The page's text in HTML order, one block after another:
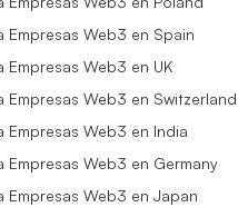
Web3 en Spain
Web3 en UK
Web3 en Switzerland
Web3 en India
Web3 en Germany
Web3 en Japan